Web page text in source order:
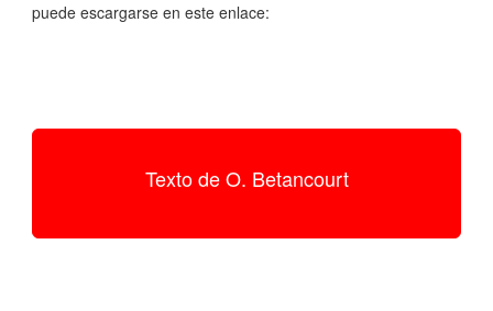
puede escargarse en este enlace:
Texto de O. Betancourt